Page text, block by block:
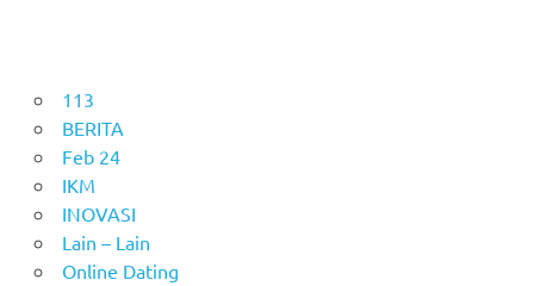
113
BERITA
Feb 24
IKM
INOVASI
Lain – Lain
Online Dating